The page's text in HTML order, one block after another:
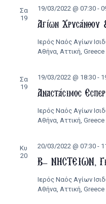
Σα
19
Αγίων Χρυσάνθου
19/03/2022 @ 07:30-
Ιερός Ναός Αγίων
Αθήνα, Αττική, Greece
Σα
19
Αναστάσιμος
19/03/2022 @ 18:30-
Ιερός Ναός Αγίων
Αθήνα, Αττική, Greece
Κυ
20
Β’ ΝΗΣΤΕΙΩΝ,
20/03/2022 @ 07:30-
Ιερός Ναός Αγίων
Αθήνα, Αττική, Greece